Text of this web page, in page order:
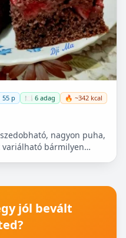
55 p 🍽️ 6 adag 🔥 ~342 kcal
nagyon puha,
bármilyen
jól bevált